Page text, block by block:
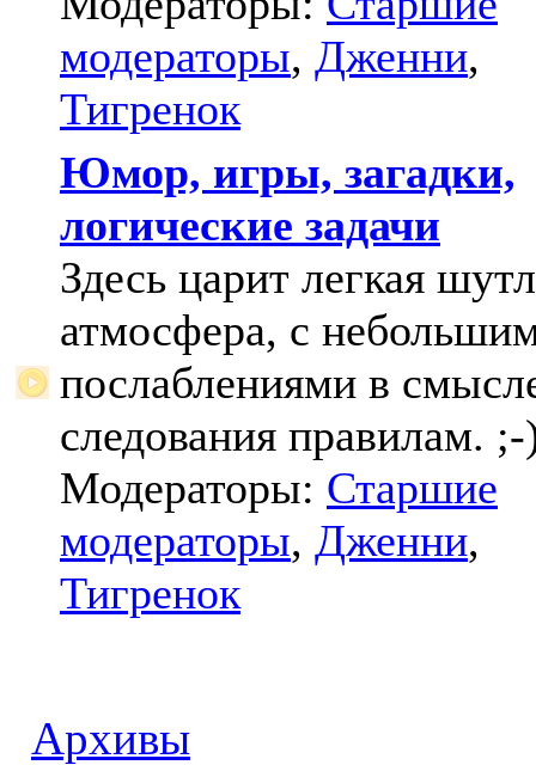
модераторы, Дженни,
Тигренок
Юмор, игры, загадки,
логические задачи
Здесь царит легкая
атмосфера, с
послаблениями в
следования правилам.
Модераторы: Старшие
модераторы, Дженни,
Тигренок
Архивы